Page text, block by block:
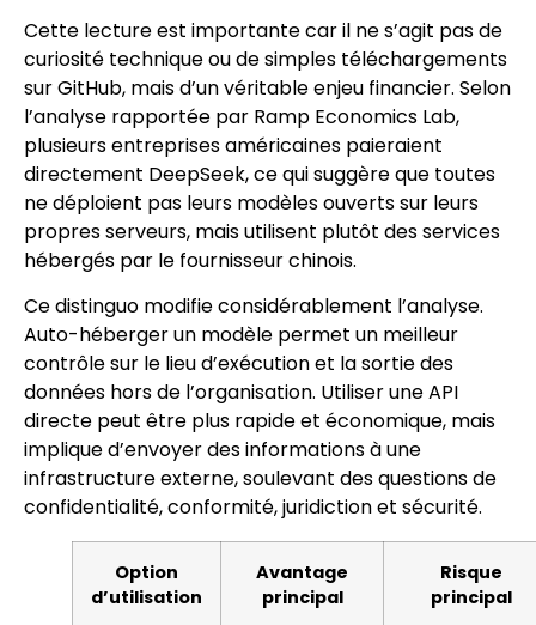
Cette lecture est importante car il ne s’agit pas de
curiosité technique ou de simples téléchargements
sur GitHub, mais d’un véritable enjeu financier. Selon
l’analyse rapportée par Ramp Economics Lab,
plusieurs entreprises américaines paieraient
directement DeepSeek, ce qui suggère que toutes
ne déploient pas leurs modèles ouverts sur leurs
propres serveurs, mais utilisent plutôt des services
hébergés par le fournisseur chinois.
Ce distinguo modifie considérablement l’analyse.
Auto-héberger un modèle permet un meilleur
contrôle sur le lieu d’exécution et la sortie des
données hors de l’organisation. Utiliser une API
directe peut être plus rapide et économique, mais
implique d’envoyer des informations à une
infrastructure externe, soulevant des questions de
confidentialité, conformité, juridiction et sécurité.
Option
d’utilisation
Avantage
principal
Risque
principal